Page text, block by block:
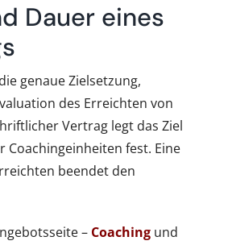
Dauer eines
genaue Zielsetzung,
des Erreichten von
Vertrag legt das Ziel
Coachingeinheiten fest. Eine
beendet den
– Coachingund